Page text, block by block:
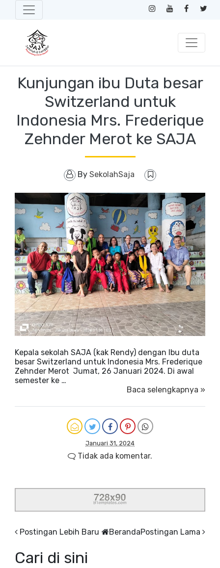
Kunjungan ibu Duta besar
Switzerland untuk
Indonesia Mrs. Frederique
Zehnder Merot ke SAJA
By SekolahSaja
Kepala sekolah SAJA (kak Rendy) dengan Ibu duta
besar Switzerland untuk Indonesia Mrs. Frederique
Zehnder Merot Jumat, 26 Januari 2024. Di awal
semester ke …
Baca selengkapnya »
Januari 31, 2024
Tidak ada komentar.
Postingan Lebih Baru Postingan Lama
Beranda
Cari di sini